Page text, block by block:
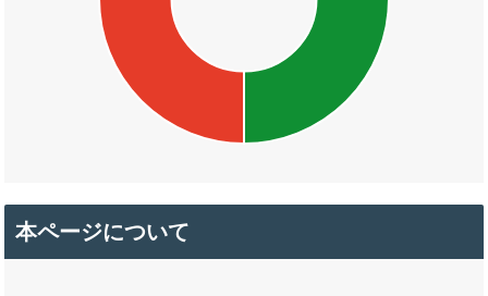
本ページについて